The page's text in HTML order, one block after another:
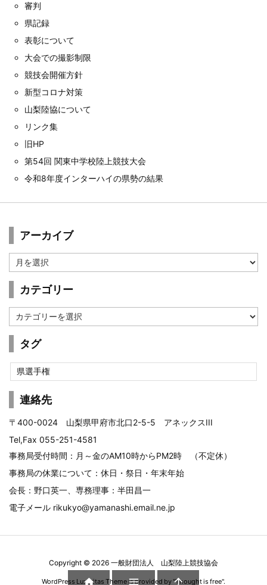
審判
県記録
表彰について
大会での撮影制限
競技会開催方針
新型コロナ対策
山梨陸協について
リンク集
旧HP
第54回 関東中学校陸上競技大会
令和8年度インターハイの県勢の結果
アーカイブ
ー
カ
カテゴリー
テ
ゴ
タグ
県選手権
連絡先
〒400-0024 山梨県甲府市北口2-5-5 アネックスIII
Tel,Fax 055-251-4581
事務局受付時間：月～金のAM10時からPM2時 （不定休）
事務局の休業について：休日・祭日・年末年始
会長：野口英一、専務理事：半田昌一
電子メール rikukyo@yamanashi.email.ne.jp
Copyright © 2026 一般財団法人 山梨陸上競技協会
WordPress Luxeritas Theme is provided by "Thought is free".
  